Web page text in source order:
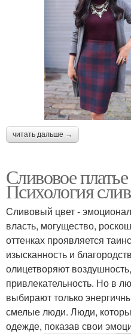
читать дальше →
Сливовое
Психология
Сливовый цвет -
власть, могущество,
оттенках проявляется
изысканность и
олицетворяют
привлекательность. Но в
выбирают только
смелые люди. Люди,
одежде, показав свои